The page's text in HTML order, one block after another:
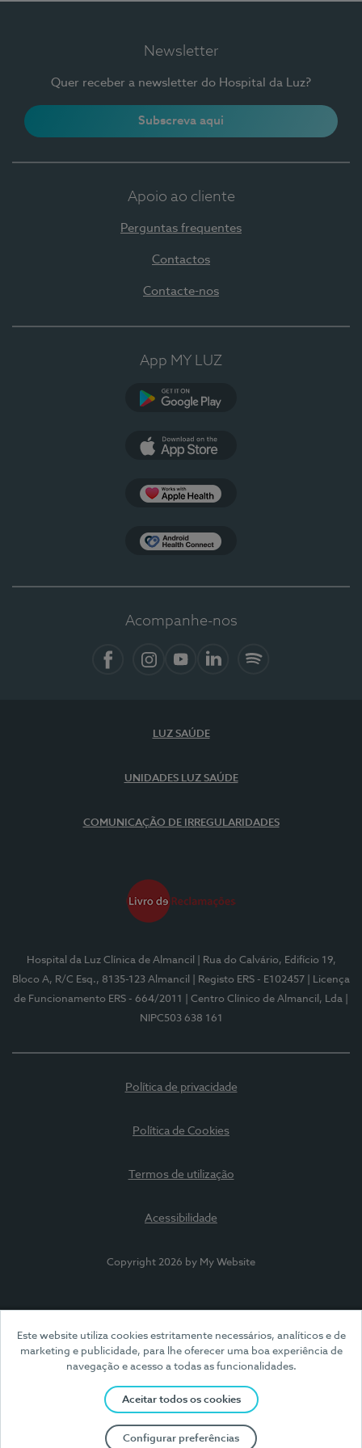
Este website utiliza cookies estritamente necessários, analíticos e de
marketing e publicidade, para lhe oferecer uma boa experiência de
navegação e acesso a todas as funcionalidades.
Aceitar todos os cookies
Configurar preferências
Newsletter
Quer receber a newsletter do Hospital da Luz?
Subscreva aqui
Apoio ao cliente
Perguntas frequentes
Contactos
Contacte-nos
App MY LUZ
Acompanhe-nos
LUZ SAÚDE
UNIDADES LUZ SAÚDE
COMUNICAÇÃO DE IRREGULARIDADES
Hospital da Luz Clínica de Almancil
| Rua do Calvário, Edifício 19,
Bloco A, R/C Esq., 8135-123 Almancil
| Registo ERS - E102457
| Licença
de Funcionamento ERS - 664/2011
| Centro Clínico de Almancil, Lda
NIPC503 638 161
Política de privacidade
Política de Cookies
Termos de utilização
Acessibilidade
Copyright 2026 by My Website